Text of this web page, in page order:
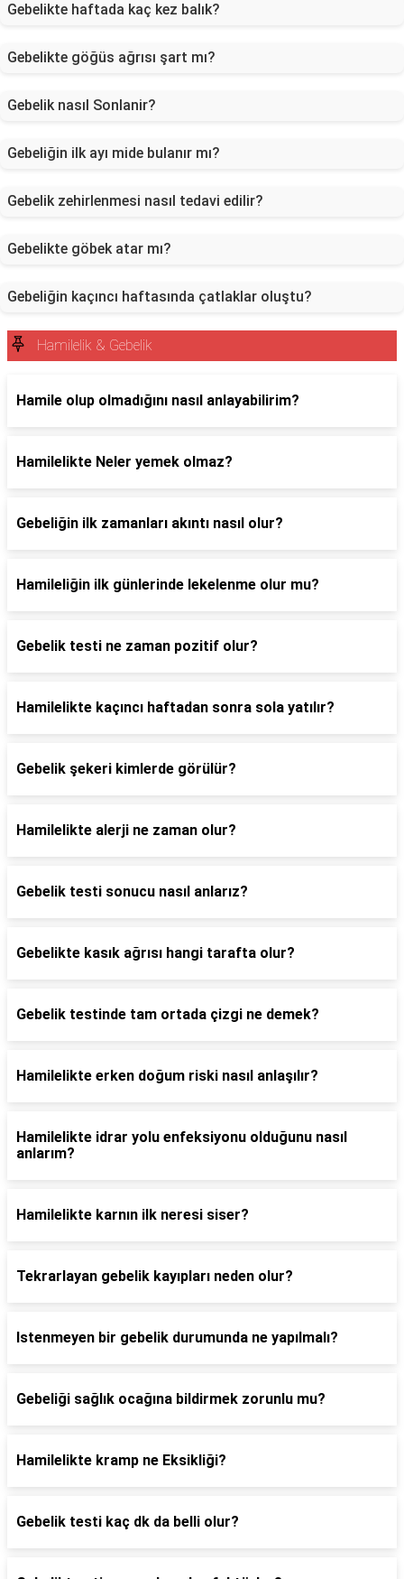
Gebelikte haftada kaç kez balık?
Gebelikte göğüs ağrısı şart mı?
Gebelik nasıl Sonlanir?
Gebeliğin ilk ayı mide bulanır mı?
Gebelik zehirlenmesi nasıl tedavi edilir?
Gebelikte göbek atar mı?
Gebeliğin kaçıncı haftasında çatlaklar oluştu?
Hamilelik & Gebelik
Hamile olup olmadığını nasıl anlayabilirim?
Hamilelikte Neler yemek olmaz?
Gebeliğin ilk zamanları akıntı nasıl olur?
Hamileliğin ilk günlerinde lekelenme olur mu?
Gebelik testi ne zaman pozitif olur?
Hamilelikte kaçıncı haftadan sonra sola yatılır?
Gebelik şekeri kimlerde görülür?
Hamilelikte alerji ne zaman olur?
Gebelik testi sonucu nasıl anlarız?
Gebelikte kasık ağrısı hangi tarafta olur?
Gebelik testinde tam ortada çizgi ne demek?
Hamilelikte erken doğum riski nasıl anlaşılır?
Hamilelikte idrar yolu enfeksiyonu olduğunu nasıl
anlarım?
Hamilelikte karnın ilk neresi siser?
Tekrarlayan gebelik kayıpları neden olur?
Istenmeyen bir gebelik durumunda ne yapılmalı?
Gebeliği sağlık ocağına bildirmek zorunlu mu?
Hamilelikte kramp ne Eksikliği?
Gebelik testi kaç dk da belli olur?